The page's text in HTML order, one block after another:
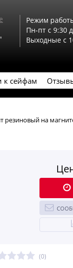
Режим
Пн-пт с 9:30
Выходные с
к сейфам
резиновый на
(0)